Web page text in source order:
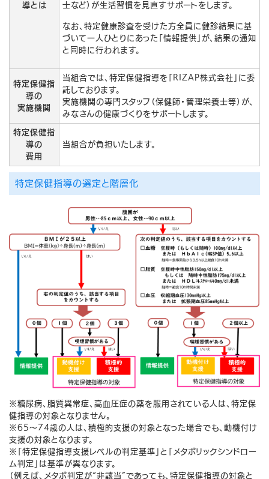
導とは
士など）が生活習慣を見直すサポートをします。
なお、特定健康診査を受けた方全員に健診結果に基
づいて一人ひとりにあった「情報提供」が、結果の通知
と同時に行われます。
特定保健指
導の
実施機関
当組合では、特定保健指導を「RIZAP株式会社」に委
託しております。
実施機関の専門スタッフ（保健師・管理栄養士等）が、
みなさんの健康づくりをサポートします。
特定保健指
導の
費用
当組合が負担いたします。
特定保健指導の選定と階層化
※糖尿病、脂質異常症、高血圧症の薬を服用されている人は、特定保
健指導の対象となりません。
※65～74歳の人は、積極的支援の対象となった場合でも、動機付け
支援の対象となります。
※「特定保健指導支援レベルの判定基準」と「メタボリックシンドロー
ム判定」は基準が異なります。
（例えば、メタボ判定が“非該当”であっても、特定保健指導の対象と